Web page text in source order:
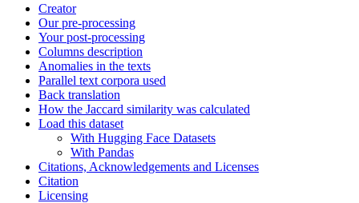
Creator
Our pre-processing
Your post-processing
Columns description
Anomalies in the texts
Parallel text corpora used
Back translation
How the Jaccard similarity was calculated
Load this dataset
With Hugging Face Datasets
With Pandas
Citations, Acknowledgements and Licenses
Citation
Licensing